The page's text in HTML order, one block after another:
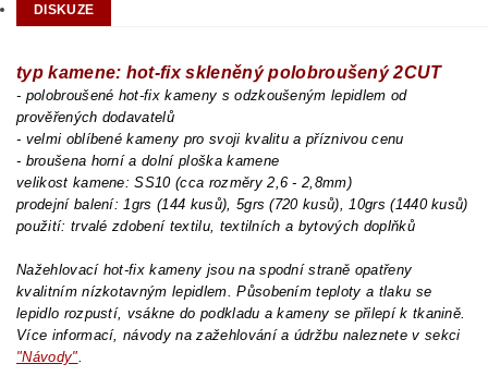
DISKUZE
typ kamene: hot-fix skleněný polobroušený 2CUT
- polobroušené hot-fix kameny s odzkoušeným lepidlem od
prověřených dodavatelů
- velmi oblíbené kameny pro svoji kvalitu a příznivou cenu
- broušena horní a dolní ploška kamene
velikost kamene: SS10 (cca rozměry 2,6 - 2,8mm)
prodejní balení: 1grs (144 kusů), 5grs (720 kusů), 10grs (1440 kusů)
použití: trvalé zdobení textilu, textilních a bytových doplňků
Nažehlovací hot-fix kameny jsou na spodní straně opatřeny
kvalitním nízkotavným lepidlem. Působením teploty a tlaku se
lepidlo rozpustí, vsákne do podkladu a kameny se přilepí k tkanině.
Více informací, návody na zažehlování a údržbu naleznete v sekci
"Návody".